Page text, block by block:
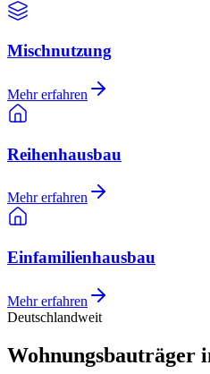
Mischnutzung
Mehr erfahren
Reihenhausbau
Mehr erfahren
Einfamilienhausbau
Mehr erfahren
Deutschlandweit
Wohnungsbauträger